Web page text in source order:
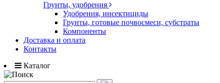
Грунты, удобрения
Удобрения, инсектициды
Грунты, готовые почвосмеси, субстраты
Компоненты
Доставка и оплата
Контакты
Каталог